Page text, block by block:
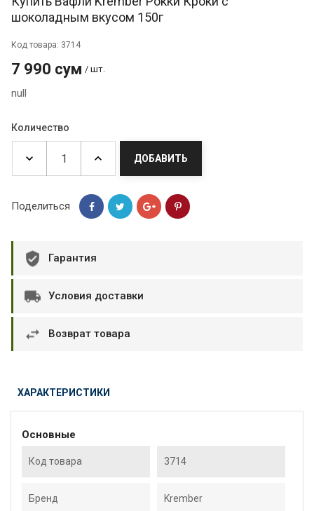
шоколадным вкусом 150г
Код товара: 3714
7 990 сум / шт.
null
Количество
ДОБАВИТЬ
Поделиться
Гарантия
Условия доставки
Возврат товара
ХАРАКТЕРИСТИКИ
Основные
Код товара 3714
Бренд Krember